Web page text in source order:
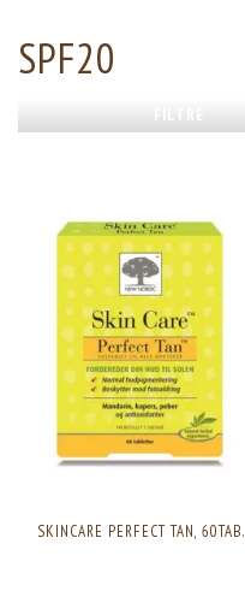
SPF20
FILTRE
SKINCARE PERFECT TAN, 60TAB.